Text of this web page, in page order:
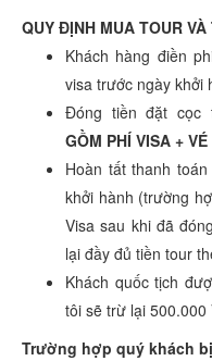
QUY ĐỊNH MUA TOUR
Khách hàng điền
visa trước ngày khởi
Đóng tiền đặt cọc
GỒM PHÍ VISA +
Hoàn tất thanh
khởi hành (trường
Visa sau khi đã
lại đầy đủ tiền tour
Khách quốc tịch
tôi sẽ trừ lại 500.000
​Trường hợp quý khách